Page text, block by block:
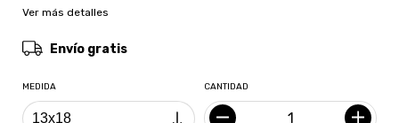
Ver más detalles
Envío gratis
MEDIDA CANTIDAD